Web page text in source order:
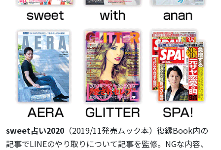
sweet占い2020 （2019/11発売ムック本）復縁Book内の
記事でLINEのやり取りについて記事を監修。NGな内容、